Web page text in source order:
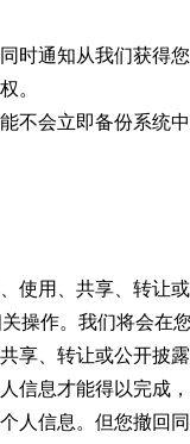
时通知从我们获得
。
不会立即备份系统
使用、共享、转让
操作。我们将会
享、转让或公开披
信息才能得以完成
人信息。但您撤回